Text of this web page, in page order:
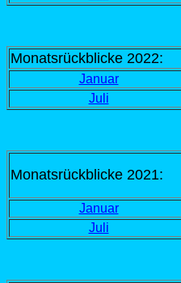
Monatsrückblicke 2022:
Januar
Juli
Monatsrückblicke 2021:
Januar
Juli